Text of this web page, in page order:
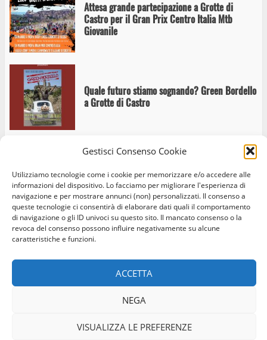
Gestisci Consenso Cookie
Utilizziamo tecnologie come i cookie per memorizzare e/o accedere alle
informazioni del dispositivo. Lo facciamo per migliorare l'esperienza di
navigazione e per mostrare annunci (non) personalizzati. Il consenso a
queste tecnologie ci consentirà di elaborare dati quali il comportamento
di navigazione o gli ID univoci su questo sito. Il mancato consenso o la
revoca del consenso possono influire negativamente su alcune
caratteristiche e funzioni.
ACCETTA
NEGA
VISUALIZZA LE PREFERENZE
Attesa grande partecipazione a Grotte di
Castro per il Gran Prix Centro Italia Mtb
Giovanile
Quale futuro stiamo sognando? Green Bordello
a Grotte di Castro
cammina
L’acqua e gli Etruschi, a Grotte di Castro torna
ricerca e comunità”
Grotte di Castro inaugura la Casa di Comunità:
Facebook
Instagram
Twitter
© Occhio Viterbese - Codice 90148040562 - N° iscrizione